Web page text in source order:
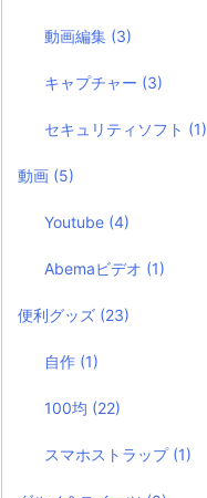
動画編集 (3)
キャプチャー (3)
セキュリティソフト (1)
動画 (5)
Youtube (4)
Abemaビデオ (1)
便利グッズ (23)
自作 (1)
100均 (22)
スマホストラップ (1)